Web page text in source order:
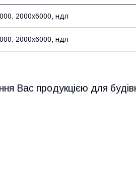
2000х6000, ндл
2000х6000, ндл
Вас продукцією для